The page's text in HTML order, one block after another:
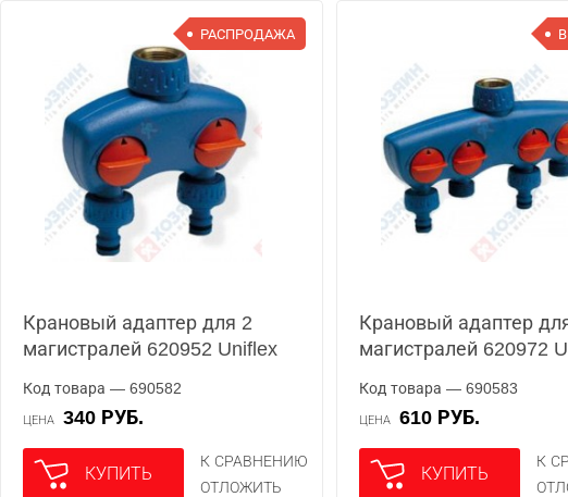
РАСПРОДАЖА
Крановый адаптер для 2
магистралей 620952 Uniflex
Код товара — 690582
ЦЕНА 340 РУБ.
КУПИТЬ
К СРАВНЕНИЮ
ОТЛОЖИТЬ
Крановый адаптер
магистралей 620972
Код товара — 690583
ЦЕНА 610 РУБ.
КУПИТЬ
К